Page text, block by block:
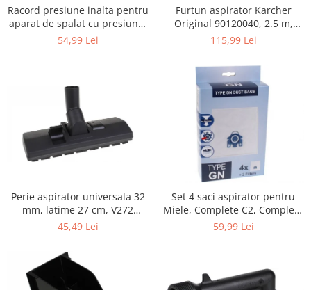
Servere, Componente & UPS
Telecomenzi garaj
Accesorii Fitness
Accesorii sportive
Articole Voiaj
Camping
Sporturi de interior
TV, Audio & Foto
Audio HI-FI & Profesionale
Camere video si sport
Racord presiune inalta pentru
aparat de spalat cu presiune,
KARCHER 9.013-355.0, K4/K5
54,99 Lei
Furtun aspirator Karcher
Original 90120040, 2.5 m,
negru
115,99 Lei
Perie aspirator universala 32
mm, latime 27 cm, V272
ECONOMY
45,49 Lei
Set 4 saci aspirator pentru
Miele, Complete C2, Complete
C3, Classic C1, S8, S5, S2,
59,99 Lei